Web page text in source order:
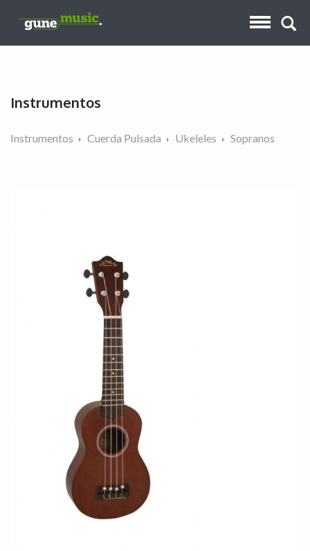
Instrumentos
Instrumentos Cuerda Pulsada Ukeleles Sopranos